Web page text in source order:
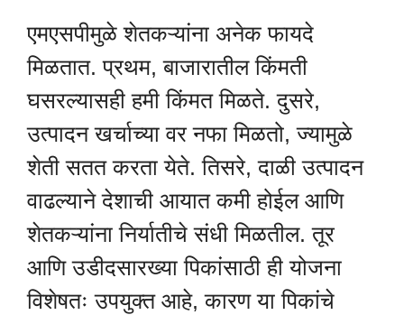
एमएसपीमुळे शेतकऱ्यांना अनेक फायदे
मिळतात. प्रथम, बाजारातील किंमती
घसरल्यासही हमी किंमत मिळते. दुसरे,
उत्पादन खर्चाच्या वर नफा मिळतो, ज्यामुळे
शेती सतत करता येते. तिसरे, दाळी उत्पादन
वाढल्याने देशाची आयात कमी होईल आणि
शेतकऱ्यांना निर्यातीचे संधी मिळतील. तूर
आणि उडीदसारख्या पिकांसाठी ही योजना
विशेषतः उपयुक्त आहे, कारण या पिकांचे